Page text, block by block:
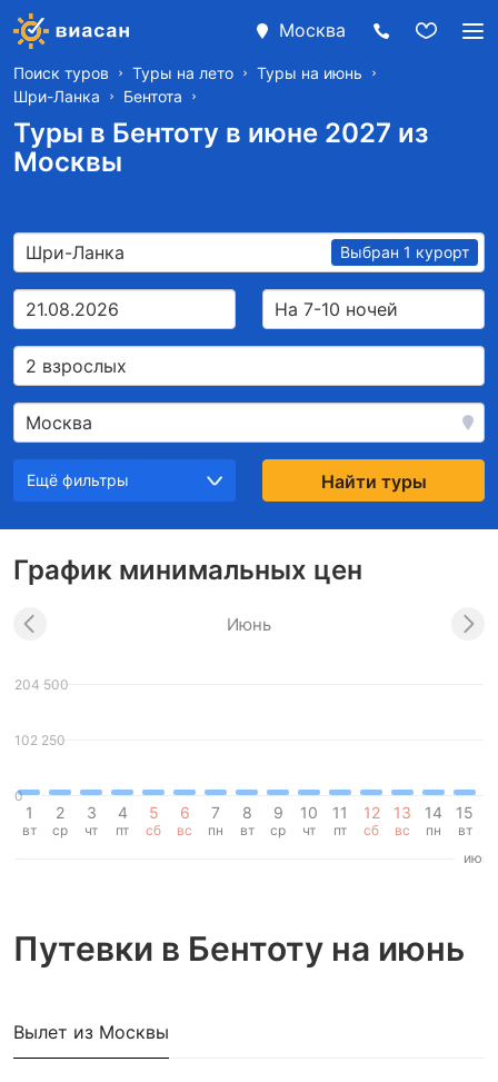
Москва
Поиск туров Туры на лето
Туры на июнь
Шри-Ланка
Бентота
Туры в Бентоту в июне 2027 из
Москвы
Шри-Ланка Выбран 1 курорт
21.08.2026 На 7-10 ночей
2 взрослых
Москва
Ещё фильтры Найти туры
График минимальных цен
Июнь
204 500
102 250
0
июнь
1
вт
2
ср
3
чт
4
пт
5
сб
6
вс
7
пн
8
вт
9
ср
10
чт
11
пт
12
сб
13
вс
14
пн
15
вт
Путевки в Бентоту на июнь
Вылет из Москвы